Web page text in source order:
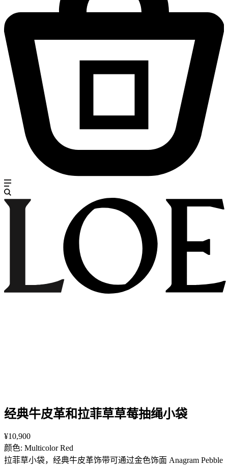
经典牛皮革和拉菲草草莓抽绳小袋
¥10,900
颜色: Multicolor Red
拉菲草小袋，经典牛皮革饰带可通过金色饰面 Anagram Pebble